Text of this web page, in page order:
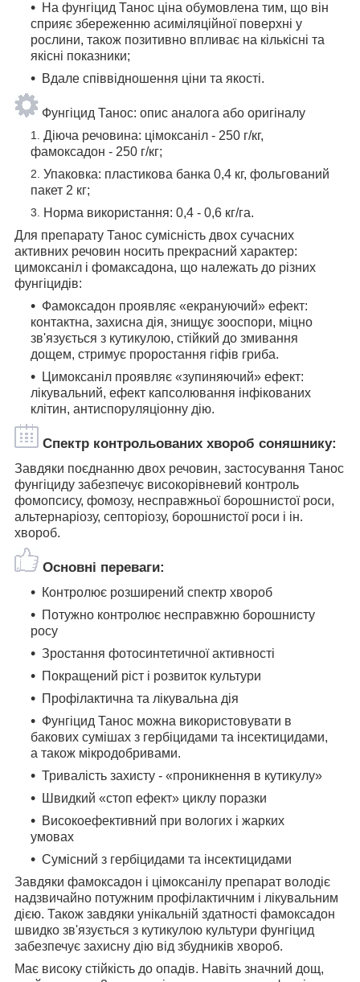
На фунгіцид Танос ціна обумовлена тим, що він
сприяє збереженню асиміляційної поверхні у
рослини, також позитивно впливає на кількісні та
якісні показники;
Вдале співвідношення ціни та якості.
Фунгіцид Танос: опис аналога або оригіналу
Діюча речовина: цімоксаніл - 250 г/кг,
фамоксадон - 250 г/кг;
Упаковка: пластикова банка 0,4 кг, фольгований
пакет 2 кг;
Норма використання: 0,4 - 0,6 кг/га.
Для препарату Танос сумісність двох сучасних
активних речовин носить прекрасний характер:
цимоксаніл і фомаксадона, що належать до різних
фунгіцидів:
Фамоксадон проявляє «екрануючий» ефект:
контактна, захисна дія, знищує зооспори, міцно
зв'язується з кутикулою, стійкий до змивання
дощем, стримує проростання гіфів гриба.
Цимоксаніл проявляє «зупиняючий» ефект:
лікувальний, ефект капсолювання інфікованих
клітин, антиспоруляціонну дію.
Спектр контрольованих хвороб соняшнику:
Завдяки поєднанню двох речовин, застосування Танос
фунгіциду забезпечує високорівневий контроль
фомопсису, фомозу, несправжньої борошнистої роси,
альтернаріозу, септоріозу, борошнистої роси і ін.
хвороб.
Основні переваги:
Контролює розширений спектр хвороб
Потужно контролює несправжню борошнисту
росу
Зростання фотосинтетичної активності
Покращений ріст і розвиток культури
Профілактична та лікувальна дія
Фунгіцид Танос можна використовувати в
бакових сумішах з гербіцидами та інсектицидами,
а також мікродобривами.
Тривалість захисту - «проникнення в кутикулу»
Швидкий «стоп ефект» циклу поразки
Високоефективний при вологих і жарких
умовах
Сумісний з гербіцидами та інсектицидами
Завдяки фамоксадон і цімоксанілу препарат володіє
надзвичайно потужним профілактичним і лікувальним
дією. Також завдяки унікальній здатності фамоксадон
швидко зв'язується з кутикулою культури фунгіцид
забезпечує захисну дію від збудників хвороб.
Має високу стійкість до опадів. Навіть значний дощ,